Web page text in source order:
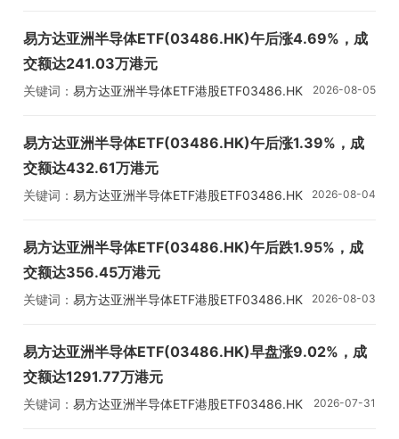
易方达亚洲半导体ETF(03486.HK)午后涨4.69%，成
交额达241.03万港元
关键词： 易方达亚洲半导体ETF港股ETF03486.HK 2026-08-05
易方达亚洲半导体ETF(03486.HK)午后涨1.39%，成
交额达432.61万港元
关键词： 易方达亚洲半导体ETF港股ETF03486.HK 2026-08-04
易方达亚洲半导体ETF(03486.HK)午后跌1.95%，成
交额达356.45万港元
关键词： 易方达亚洲半导体ETF港股ETF03486.HK 2026-08-03
易方达亚洲半导体ETF(03486.HK)早盘涨9.02%，成
交额达1291.77万港元
关键词： 易方达亚洲半导体ETF港股ETF03486.HK 2026-07-31